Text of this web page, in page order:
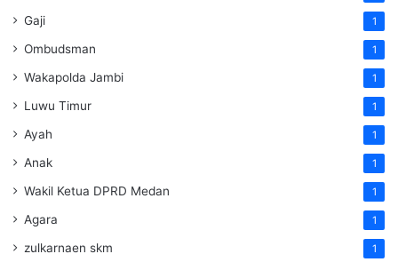
Gaji 1
Ombudsman 1
Wakapolda Jambi 1
Luwu Timur 1
Ayah 1
Anak 1
Wakil Ketua DPRD Medan 1
Agara 1
zulkarnaen skm 1